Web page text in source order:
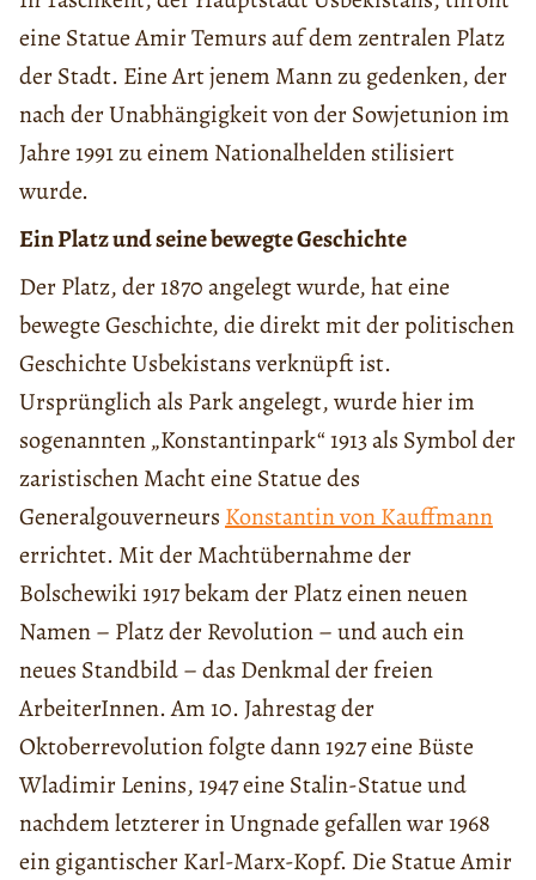
eine Statue Amir Temurs auf dem zentralen Platz
der Stadt. Eine Art jenem Mann zu gedenken, der
nach der Unabhängigkeit von der Sowjetunion im
Jahre 1991 zu einem Nationalhelden stilisiert
wurde.
Ein Platz und seine bewegte Geschichte
Der Platz, der 1870 angelegt wurde, hat eine
bewegte Geschichte, die direkt mit der politischen
Geschichte Usbekistans verknüpft ist.
Ursprünglich als Park angelegt, wurde hier im
sogenannten „Konstantinpark“ 1913 als Symbol der
zaristischen Macht eine Statue des
Generalgouverneurs Konstantin von Kauffmann
errichtet. Mit der Machtübernahme der
Bolschewiki 1917 bekam der Platz einen neuen
Namen – Platz der Revolution – und auch ein
neues Standbild – das Denkmal der freien
ArbeiterInnen. Am 10. Jahrestag der
Oktoberrevolution folgte dann 1927 eine Büste
Wladimir Lenins, 1947 eine Stalin-Statue und
nachdem letzterer in Ungnade gefallen war 1968
ein gigantischer Karl-Marx-Kopf. Die Statue Amir